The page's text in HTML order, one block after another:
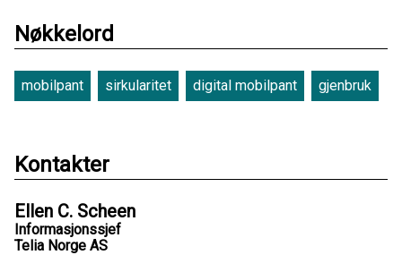
Nøkkelord
mobilpant sirkularitet digital mobilpant gjenbruk
Kontakter
Ellen C. Scheen
Informasjonssjef
Telia Norge AS